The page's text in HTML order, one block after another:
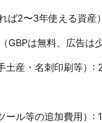
2〜3年使える資産）
は無料、広告は少
土産・名刺印刷等）:
ール等の追加費用）: